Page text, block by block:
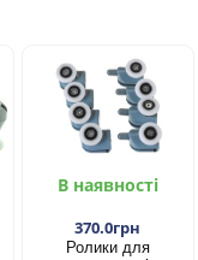
В наявності
370.0грн
Ролики для